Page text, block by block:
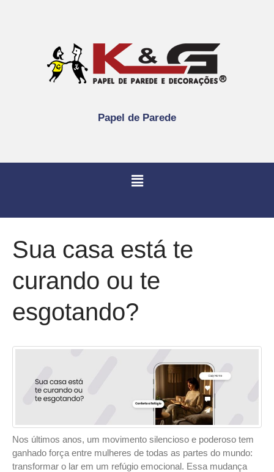
Papel de Parede
Sua casa está te
curando ou te
esgotando?
Nos últimos anos, um movimento silencioso e poderoso tem
ganhado força entre mulheres de todas as partes do mundo:
transformar o lar em um refúgio emocional. Essa mudança